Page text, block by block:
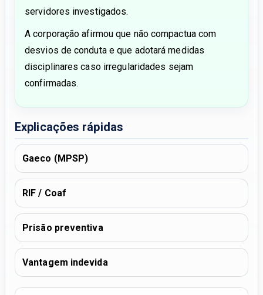
servidores investigados.
A corporação afirmou que não compactua com
desvios de conduta e que adotará medidas
disciplinares caso irregularidades sejam
confirmadas.
Explicações rápidas
Gaeco (MPSP)
RIF / Coaf
Prisão preventiva
Vantagem indevida